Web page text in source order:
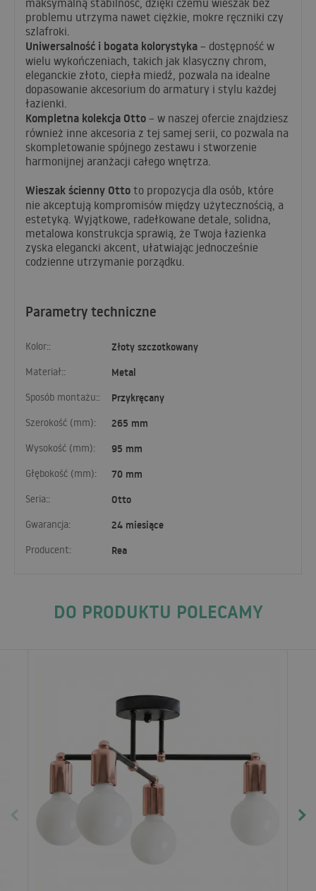
Parametry techniczne
Kolor:: Złoty szczotkowany
Materiał:: Metal
Sposób montażu:: Przykręcany
Szerokość (mm): 265 mm
Wysokość (mm): 95 mm
Głębokość (mm): 70 mm
Seria:: Otto
Gwarancja: 24 miesiące
Producent: Rea
problemu utrzyma nawet ciężkie, mokre ręczniki czy
szlafroki.
Uniwersalność i bogata kolorystyka – dostępność w
wielu wykończeniach, takich jak klasyczny chrom,
eleganckie złoto, ciepła miedź, pozwala na idealne
dopasowanie akcesorium do armatury i stylu każdej
łazienki.
Kompletna kolekcja Otto – w naszej ofercie znajdziesz
również inne akcesoria z tej samej serii, co pozwala na
skompletowanie spójnego zestawu i stworzenie
harmonijnej aranżacji całego wnętrza.
Wieszak ścienny Otto to propozycja dla osób, które
nie akceptują kompromisów między użytecznością, a
estetyką. Wyjątkowe, radełkowane detale, solidna,
metalowa konstrukcja sprawią, że Twoja łazienka
zyska elegancki akcent, ułatwiając jednocześnie
codzienne utrzymanie porządku.
DO PRODUKTU POLECAMY